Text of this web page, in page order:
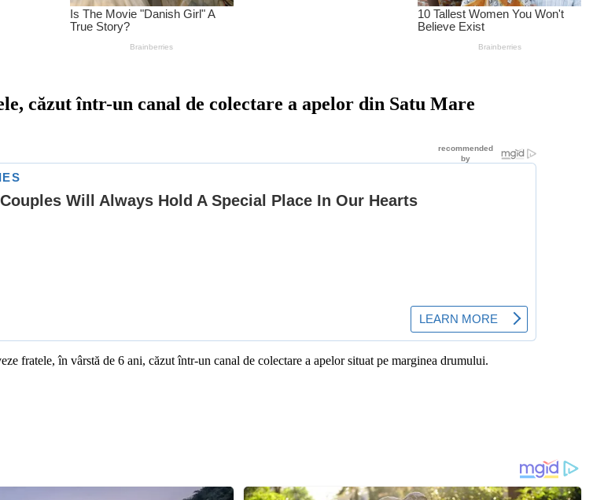
căzut într-un canal de colectare a apelor din Satu Mare
fratele, în vârstă de 6 ani, căzut într-un canal de colectare a apelor situat pe marginea drumului.